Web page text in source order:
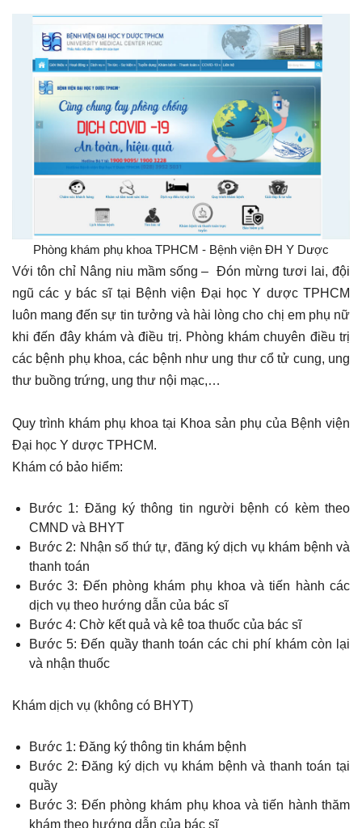
Phòng khám phụ khoa TPHCM - Bệnh viện ĐH Y Dược
Với tôn chỉ Nâng niu mầm sống – Đón mừng tươi lai, đội
ngũ các y bác sĩ tại Bệnh viện Đại học Y dược TPHCM
luôn mang đến sự tin tưởng và hài lòng cho chị em phụ nữ
khi đến đây khám và điều trị. Phòng khám chuyên điều trị
các bệnh phụ khoa, các bệnh như ung thư cổ tử cung, ung
thư buồng trứng, ung thư nội mạc,…
Quy trình khám phụ khoa tại Khoa sản phụ của Bệnh viện
Đại học Y dược TPHCM.
Khám có bảo hiểm:
Bước 1: Đăng ký thông tin người bệnh có kèm theo
CMND và BHYT
Bước 2: Nhận số thứ tự, đăng ký dịch vụ khám bệnh và
thanh toán
Bước 3: Đến phòng khám phụ khoa và tiến hành các
dịch vụ theo hướng dẫn của bác sĩ
Bước 4: Chờ kết quả và kê toa thuốc của bác sĩ
Bước 5: Đến quầy thanh toán các chi phí khám còn lại
và nhận thuốc
Khám dịch vụ (không có BHYT)
Bước 1: Đăng ký thông tin khám bệnh
Bước 2: Đăng ký dịch vụ khám bệnh và thanh toán tại
quầy
Bước 3: Đến phòng khám phụ khoa và tiến hành thăm
khám theo hướng dẫn của bác sĩ